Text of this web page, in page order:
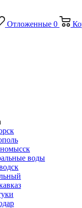
Отложенные 0
воды